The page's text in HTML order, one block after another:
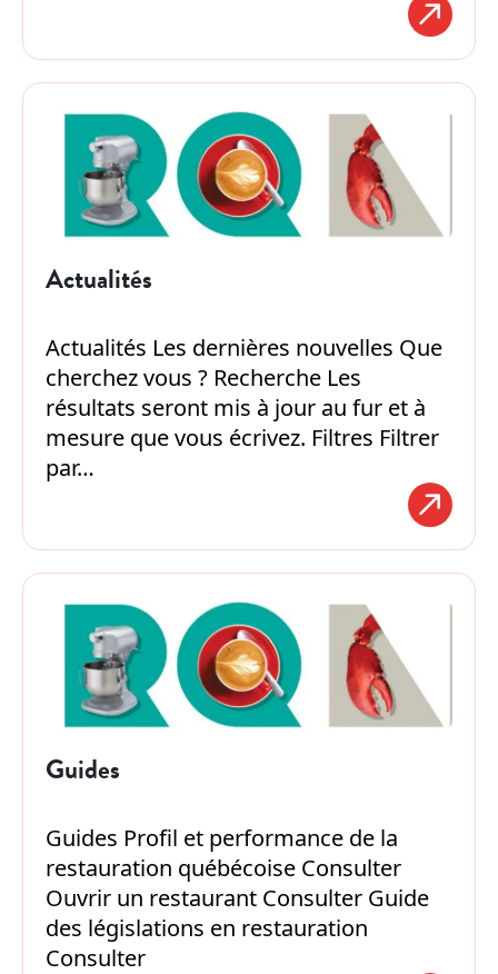
Actualités
Actualités Les dernières nouvelles Que
cherchez vous ? Recherche Les
résultats seront mis à jour au fur et à
mesure que vous écrivez. Filtres Filtrer
par…
Guides
Guides Profil et performance de la
restauration québécoise Consulter
Ouvrir un restaurant Consulter Guide
des législations en restauration
Consulter